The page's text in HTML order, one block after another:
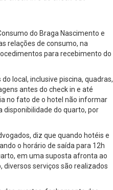
do Braga Nascimento e
relações de consumo, na
para recebimento do
local, inclusive piscina, quadras,
antes do check in e até
no fato de o hotel não informar
disponibilidade do quarto, por
diz que quando hotéis e
o horário de saída para 12h
em uma suposta afronta ao
diversos serviços são realizados